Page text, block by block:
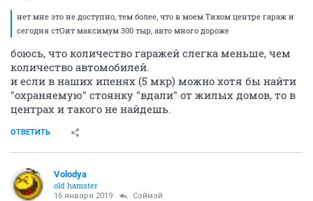
нет мне это не доступно, тем более, что в моем Тихом центре гараж и
сегодня стОит максимум 300 тыр, авто много дороже
боюсь, что количество гаражей слегка меньше, чем
количество автомобилей.
и если в наших ипенях (5 мкр) можно хотя бы найти
"охраняемую" стоянку "вдали" от жилых домов, то в
центрах и такого не найдешь.
ОТВЕТИТЬ
Volodya
old hamster
16 января 2019 Сэймэй